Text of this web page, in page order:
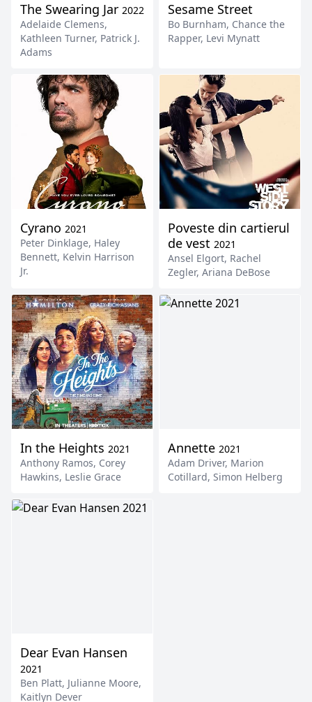
The Swearing Jar 2022
Adelaide Clemens,
Kathleen Turner, Patrick J.
Adams
Sesame Street
Bo Burnham, Chance the
Rapper, Levi Mynatt
Cyrano 2021
Peter Dinklage, Haley
Bennett, Kelvin Harrison
Jr.
Poveste din cartierul
de vest 2021
Ansel Elgort, Rachel
Zegler, Ariana DeBose
In the Heights 2021
Anthony Ramos, Corey
Hawkins, Leslie Grace
Annette 2021
Adam Driver, Marion
Cotillard, Simon Helberg
Dear Evan Hansen
2021
Ben Platt, Julianne Moore,
Kaitlyn Dever